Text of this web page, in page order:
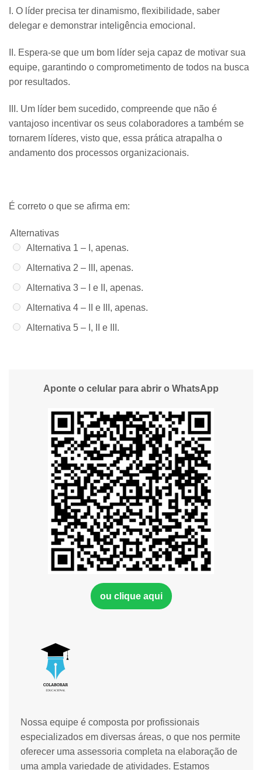
I. O líder precisa ter dinamismo, flexibilidade, saber
delegar e demonstrar inteligência emocional.
II. Espera-se que um bom líder seja capaz de motivar sua
equipe, garantindo o comprometimento de todos na busca
por resultados.
III. Um líder bem sucedido, compreende que não é
vantajoso incentivar os seus colaboradores a também se
tornarem líderes, visto que, essa prática atrapalha o
andamento dos processos organizacionais.
É correto o que se afirma em:
Alternativas
Alternativa 1 – I, apenas.
Alternativa 2 –
III, apenas.
Alternativa 3 –
I e II, apenas.
Alternativa 4 –
II e III, apenas.
Alternativa 5 – I, II e III.
Nossa equipe é composta por profissionais
especializados em diversas áreas, o que nos permite
oferecer uma assessoria completa na elaboração de
uma ampla variedade de atividades. Estamos
Aponte o celular para abrir o WhatsApp
ou clique aqui